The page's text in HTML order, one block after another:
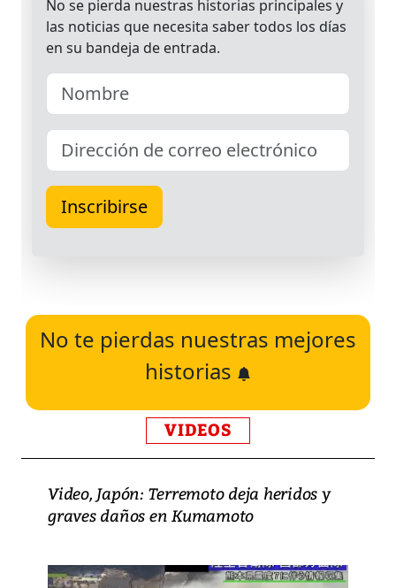
No te pierdas nuestras mejores
historias
VIDEOS
Video, Japón: Terremoto deja heridos y
graves daños en Kumamoto